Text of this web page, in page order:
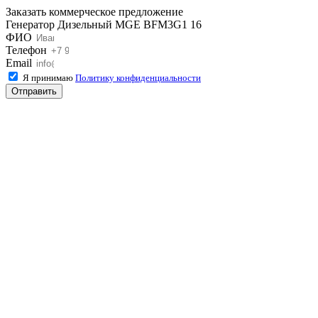
Заказать коммерческое предложение
Генератор Дизельный MGE BFM3G1 16
ФИО
Телефон
Email
Я принимаю Политику конфиденциальности
Отправить